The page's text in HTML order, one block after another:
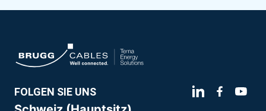
FOLGEN SIE UNS